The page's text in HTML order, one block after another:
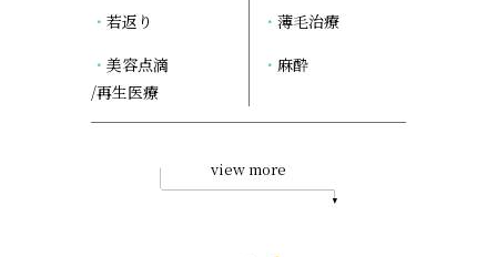
若返り
美容点滴
/再生医療
薄毛治療
麻酔
view more